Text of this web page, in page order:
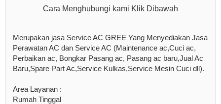
Cara Menghubungi kami Klik Dibawah
Merupakan jasa Service AC GREE Yang Menyediakan Jasa
Perawatan AC dan Service AC (Maintenance ac,Cuci ac,
Perbaikan ac, Bongkar Pasang ac, Pasang ac baru,Jual Ac
Baru,Spare Part Ac,Service Kulkas,Service Mesin Cuci dll).
Area Layanan :
Rumah Tinggal